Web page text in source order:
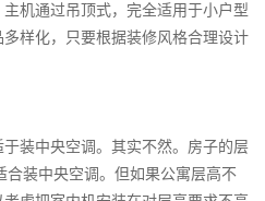
机通过吊顶式，完全适用于小户型
样化，只要根据装修风格合理设计
装中央空调。其实不然。房子的层
装中央空调。但如果公寓层高不